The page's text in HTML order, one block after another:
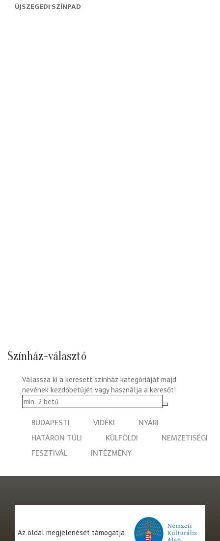
ÚJSZEGEDI SZÍNPAD
Színház-választó
Válassza ki a keresett színház kategóriáját majd
nevének kezdőbetűjét vagy használja a keresőt!
BUDAPESTI VIDÉKI
NYÁRI
HATÁRON TÚLI
KÜLFÖLDI
NEMZETISÉGI
FESZTIVÁL
INTÉZMÉNY
Az oldal megjelenését támogatja: